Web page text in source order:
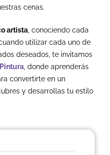
cenas.
artista, conociendo cada
utilizar cada uno de
deseados, te invitamos
, donde aprenderás
convertirte en un
y desarrollas tu estilo